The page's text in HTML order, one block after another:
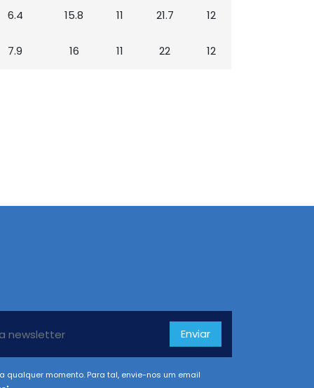
6.4 15.8 11 21.7 12
7.9 16 11 22 12
Enviar
qualquer momento. Para tal, envie-nos um email